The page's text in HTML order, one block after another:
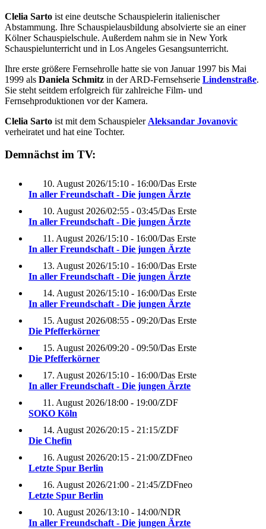
Clelia Sarto ist eine deutsche Schauspielerin italienischer
Abstammung. Ihre Schauspielausbildung absolvierte sie an einer
Kölner Schauspielschule. Außerdem nahm sie in New York
Schauspielunterricht und in Los Angeles Gesangsunterricht.
Ihre erste größere Fernsehrolle hatte sie von Januar 1997 bis Mai
1999 als Daniela Schmitz in der ARD-Fernsehserie Lindenstraße.
Sie steht seitdem erfolgreich für zahlreiche Film- und
Fernsehproduktionen vor der Kamera.
Clelia Sarto ist mit dem Schauspieler Aleksandar Jovanovic
verheiratet und hat eine Tochter.
Demnächst im TV:
10. August 2026/15:10 - 16:00/Das Erste
In aller Freundschaft - Die jungen Ärzte
10. August 2026/02:55 - 03:45/Das Erste
In aller Freundschaft - Die jungen Ärzte
11. August 2026/15:10 - 16:00/Das Erste
In aller Freundschaft - Die jungen Ärzte
13. August 2026/15:10 - 16:00/Das Erste
In aller Freundschaft - Die jungen Ärzte
14. August 2026/15:10 - 16:00/Das Erste
In aller Freundschaft - Die jungen Ärzte
15. August 2026/08:55 - 09:20/Das Erste
Die Pfefferkörner
15. August 2026/09:20 - 09:50/Das Erste
Die Pfefferkörner
17. August 2026/15:10 - 16:00/Das Erste
In aller Freundschaft - Die jungen Ärzte
11. August 2026/18:00 - 19:00/ZDF
SOKO Köln
14. August 2026/20:15 - 21:15/ZDF
Die Chefin
16. August 2026/20:15 - 21:00/ZDFneo
Letzte Spur Berlin
16. August 2026/21:00 - 21:45/ZDFneo
Letzte Spur Berlin
10. August 2026/13:10 - 14:00/NDR
In aller Freundschaft - Die jungen Ärzte